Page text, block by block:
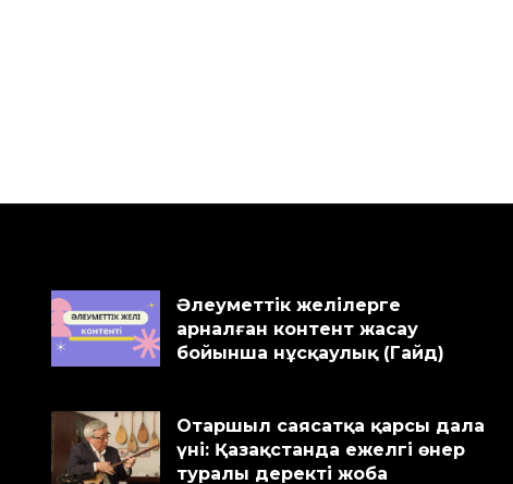
Әлеуметтік желілерге
арналған контент жасау
бойынша нұсқаулық (Гайд)
Отаршыл саясатқа қарсы дала
үні: Қазақстанда ежелгі өнер
туралы деректі жоба